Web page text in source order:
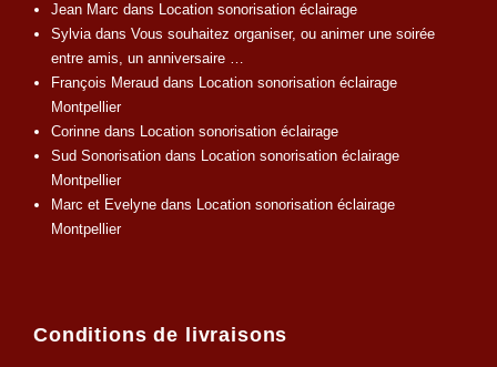
Jean Marc dans Location sonorisation éclairage
SylviadansVous souhaitez organiser, ou animer une soirée
entre amis, un anniversaire …
François Meraud dans Location sonorisation éclairage
Montpellier
Corinne dans Location sonorisation éclairage
Sud Sonorisation dans Location sonorisation éclairage
Montpellier
Marc et Evelyne dans Location sonorisation éclairage
Montpellier
Conditions de livraisons